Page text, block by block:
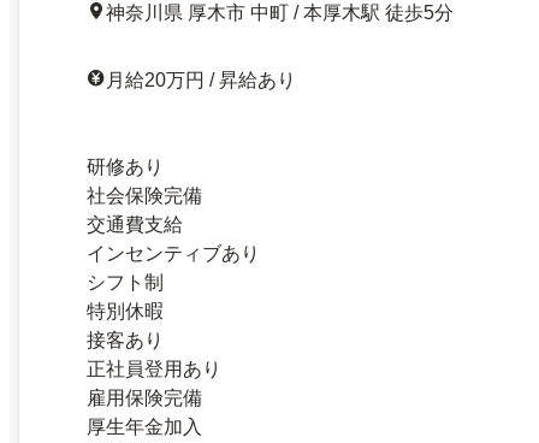
神奈川県 厚木市 中町 / 本厚木駅 徒歩5分
月給20万円 / 昇給あり
研修あり
社会保険完備
交通費支給
インセンティブあり
シフト制
特別休暇
接客あり
正社員登用あり
雇用保険完備
厚生年金加入